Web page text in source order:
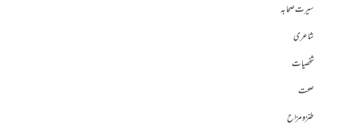
سیرت صحابہ
شاعری
شخصیات
صحت
طنز و مزاح